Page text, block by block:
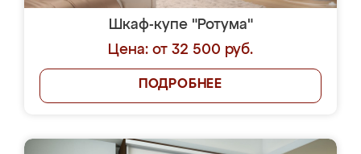
Шкаф-купе "Ротума"
Цена: от 32 500 руб.
ПОДРОБНЕЕ